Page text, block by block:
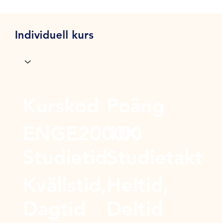
Individuell kurs